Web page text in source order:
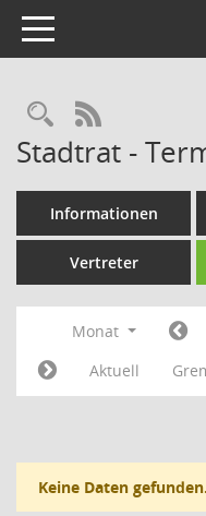
Toggle navigation
RSS-Feed
Stadtrat -
Informationen
Vertreter
Monat
Aktuell
Keine Daten gefunden.